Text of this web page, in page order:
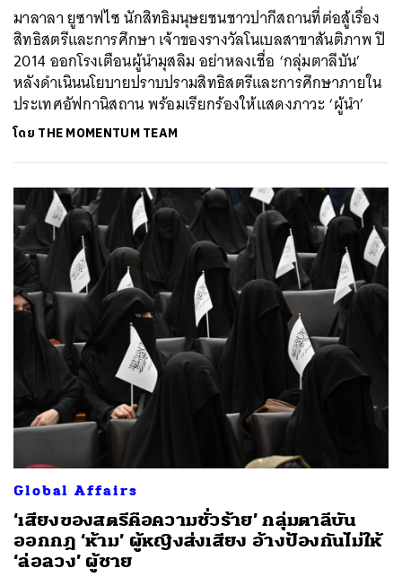
มาลาลา ยูซาฟไซ นักสิทธิมนุษยชนชาวปากีสถานที่ต่อสู้เรื่อง
สิทธิสตรีและการศึกษา เจ้าของรางวัลโนเบลสาขาสันติภาพ ปี
2014 ออกโรงเตือนผู้นำมุสลิม อย่าหลงเชื่อ ‘กลุ่มตาลีบัน’
หลังดำเนินนโยบายปราบปรามสิทธิสตรีและการศึกษาภายใน
ประเทศอัฟกานิสถาน พร้อมเรียกร้องให้แสดงภาวะ ‘ผู้นำ’
โดย THE MOMENTUM TEAM
Global Affairs
‘เสียงของสตรีคือความชั่วร้าย’ กลุ่มตาลีบัน
ออกกฎ ‘ห้าม’ ผู้หญิงส่งเสียง อ้างป้องกันไม่ให้
‘ล่อลวง’ ผู้ชาย